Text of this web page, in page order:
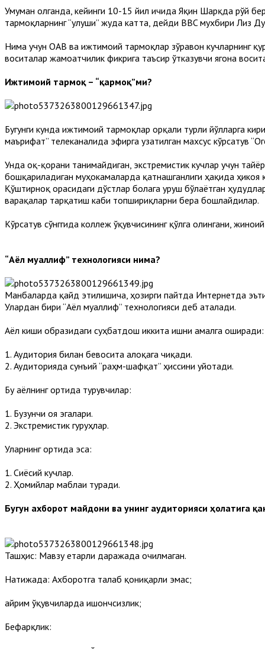
Умуман олганда, кейинги 10-15 йил ичида Яқин Шарқда рўй
тармоқларнинг “улуши” жуда катта, дейди BBC мухбири Лиз
Нима учун ОАВ ва ижтимоий тармоқлар зўравон кучларнинг
воситалар жамоатчилик фикрига таъсир ўтказувчи ягона
Ижтимоий тармоқ – “қармоқ”ми?
Бугунги кунда ижтимоий тармоқлар орқали турли йўлларга
маърифат” телеканалида эфирга узатилган махсус кўрсатув
Унда оқ-қорани танимайдиган, экстремистик кучлар учун
бошқариладиган муҳокамаларда қатнашганлиги ҳақида ҳикоя
Қўштирноқ орасидаги дўстлар болага уруш бўлаётган
варақалар тарқатиш каби топшириқларни бера бошлайдилар.
Кўрсатув сўнггида коллеж ўқувчисининг қўлга олингани,
“Аёл муаллиф” технологияси нима?
Манбаларда қайд этилишича, ҳозирги пайтда Интернетда
Улардан бири “Аёл муаллиф” технологияси деб аталади.
Aёл киши образидаги суҳбатдош иккита ишни амалга оширади:
1. Аудитория билан бевосита алоқага чиқади.
2. Аудиторияда сунъий “раҳм-шафқат” ҳиссини уйғотади.
Бу аёлнинг ортида турувчилар:
1. Бузғунчи ғоя эгалари.
2. Экстремистик гуруҳлар.
Уларнинг ортида эса:
1. Сиёсий кучлар.
2. Ҳомийлар маблағи туради.
Бугун ахборот майдони ва унинг аудиторияси ҳолатига
Ташҳис: Мавзу етарли даражада очилмаган.
Натижада: Ахборотга талаб қониқарли эмас;
айрим ўқувчиларда ишончсизлик;
Бефарқлик: